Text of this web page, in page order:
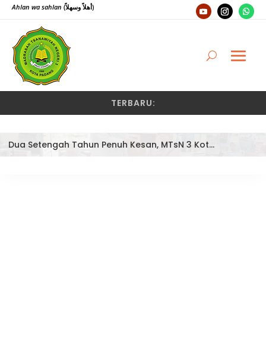
Ahlan wa sahlan (أهلاً وسهلاً)
TERBARU:
Dua Setengah Tahun Penuh Kesan, MTsN 3 Kota Padang Lepas Pengawas Pembina Dra. Nayusminar Nasrun